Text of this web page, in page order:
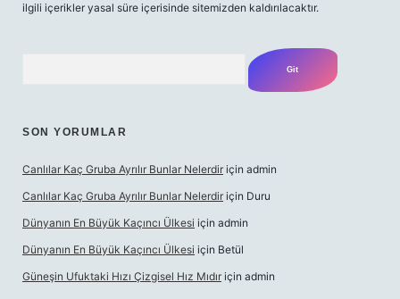
ilgili içerikler yasal süre içerisinde sitemizden kaldırılacaktır.
SON YORUMLAR
Canlılar Kaç Gruba Ayrılır Bunlar Nelerdir için admin
Canlılar Kaç Gruba Ayrılır Bunlar Nelerdir için Duru
Dünyanın En Büyük Kaçıncı Ülkesi için admin
Dünyanın En Büyük Kaçıncı Ülkesi için Betül
Güneşin Ufuktaki Hızı Çizgisel Hız Mıdır için admin